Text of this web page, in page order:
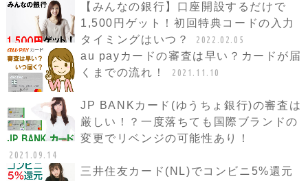
【みんなの銀行】口座開設するだけで
1,500円ゲット！初回特典コードの入力
タイミングはいつ？
2022.02.05
au payカードの審査は早い？カードが届
くまでの流れ！
2021.11.10
JP BANKカード(ゆうちょ銀行)の審査は
厳しい！？一度落ちても国際ブランドの
変更でリベンジの可能性あり！
2021.09.14
三井住友カード(NL)でコンビニ5%還元